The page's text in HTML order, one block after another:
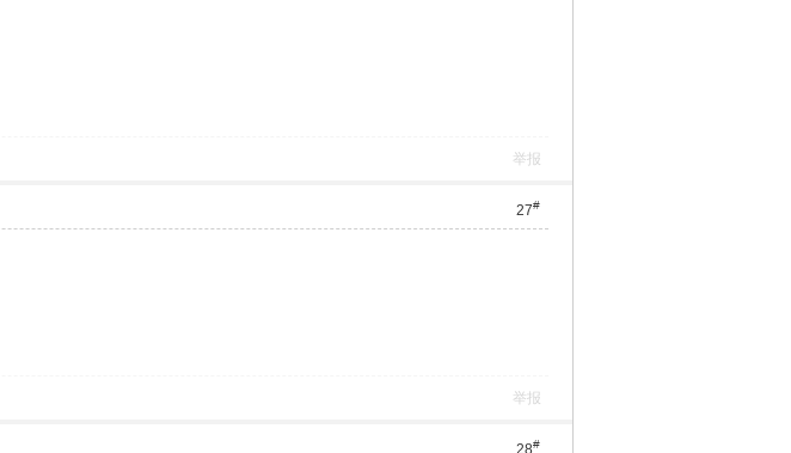
举报
27#
举报
28#